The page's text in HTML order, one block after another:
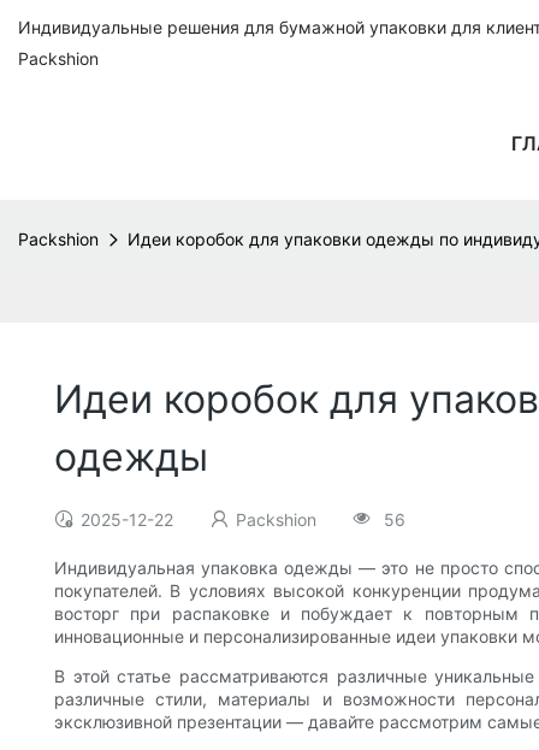
Индивидуальные решения для бумажной упаковки для
Packshion
Packshion Идеи коробок для упаковки одежды по
Идеи коробок для
одежды
2025-12-22 Packshion 56
Индивидуальная упаковка одежды — это не просто
покупателей. В условиях высокой конкуренции
восторг при распаковке и побуждает к
инновационные и персонализированные идеи упаковки
В этой статье рассматриваются различные
различные стили, материалы и возможности
эксклюзивной презентации — давайте рассмотрим